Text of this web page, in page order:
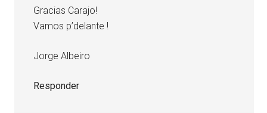
Gracias Carajo!
Vamos p’delante !
Jorge Albeiro
Responder